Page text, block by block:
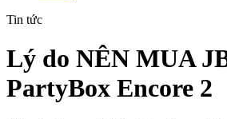
Tin tức
Lý do NÊN MUA
PartyBox Encore 2